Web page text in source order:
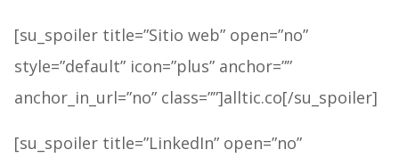
[su_spoiler title=”Sitio web” open=”no”
style=”default” icon=”plus” anchor=””
anchor_in_url=”no” class=””]alltic.co[/su_spoiler]
[su_spoiler title=”LinkedIn” open=”no”